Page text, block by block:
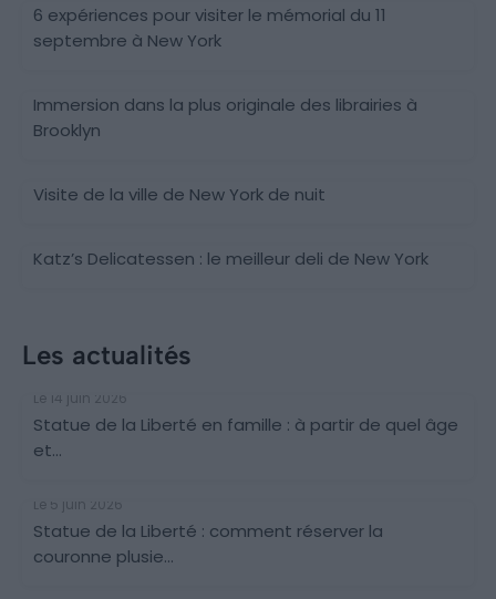
6 expériences pour visiter le mémorial du 11
septembre à New York
Immersion dans la plus originale des librairies à
Brooklyn
Visite de la ville de New York de nuit
Katz’s Delicatessen : le meilleur deli de New York
Les actualités
Le 14 juin 2026
Statue de la Liberté en famille : à partir de quel âge
et...
Le 5 juin 2026
Statue de la Liberté : comment réserver la
couronne plusie...